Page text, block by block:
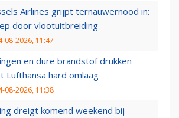
Airlines grijpt ternauwernood in:
door vlootuitbreiding
08-2026, 11:47
en dure brandstof drukken
Lufthansa hard omlaag
08-2026, 11:38
dreigt komend weekend bij